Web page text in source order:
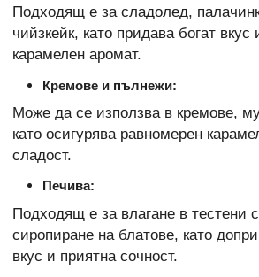
Подходящ е за сладолед,
чийзкейк, като придава богат вкус
карамелен аромат.
Кремове и пълнежи:
Може да се използва в кремове,
като осигурява равномерен
сладост.
Печива:
Подходящ е за влагане в тестени
сиропиране на блатове, като
вкус и приятна сочност.